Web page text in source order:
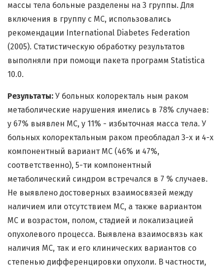
массы тела больные разделены на 3 группы. Для
включения в группу с МС, использовались
рекомендации International Diabetes Federation
(2005). Статистическую обработку результатов
выполняли при помощи пакета программ Statistica
10.0.
Результаты: У больных колоректаль ным раком
метаболические нарушения имелись в 78% случаев:
у 67% выявлен МС, у 11% - избыточная масса тела. У
больных колоректальным раком преобладал 3-х и 4-х
компонентный вариант МС (46% и 47%,
соответственно), 5-ти компонентный
метаболический синдром встречался в 7 % случаев.
Не выявлено достоверных взаимосвязей между
наличием или отсутствием МС, а также вариантом
МС и возрастом, полом, стадией и локализацией
опухолевого процесса. Выявлена взаимосвязь как
наличия МС, так и его клинических вариантов со
степенью дифференцировки опухоли. В частности,